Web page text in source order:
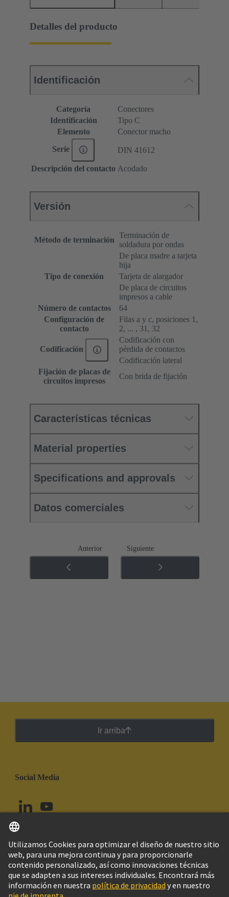
Detalles del producto
Identificación
Categoría
Conectores
Identificación
Tipo C
Elemento
Conector macho
Serie DIN 41612
Descripción del contacto Acodado
Versión
Método de terminación
Terminación de
soldadura por ondas
Tipo de conexión
De placa madre a tarjeta
hija
Tarjeta de alargador
De placa de circuitos
impresos a cable
Número de contactos
64
Configuración de
contacto
Filas a y c, posiciones 1,
2, ... , 31, 32
Codificación
Codificación con
pérdida de contactos
Codificación lateral
Fijación de placas de
circuitos impresos
Con brida de fijación
Características técnicas
Material properties
Specifications and approvals
Datos comerciales
Anterior Siguiente
Ir arriba
Social Media
Perú Español